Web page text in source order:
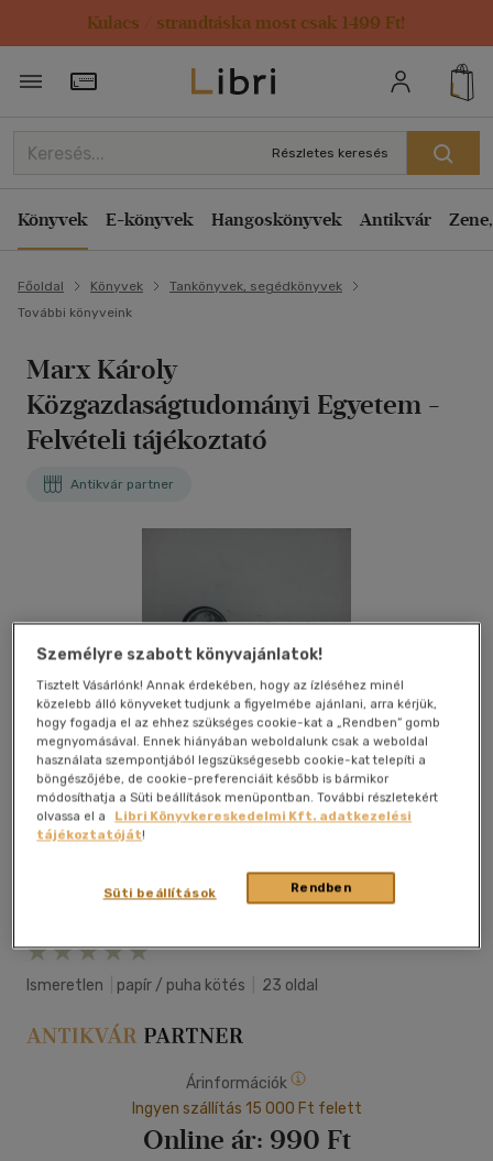
Kulacs / strandtáska most csak 1499 Ft!
Törzsvásárlói Kártya adatai
Részletes keresés
Könyvek E-könyvek Hangoskönyvek Antikvár
Főoldal Könyvek
Tankönyvek, segédkönyvek
További könyveink
Marx Károly
Közgazdaságtudományi Egyetem -
Felvételi tájékoztató
Antikvár partner
Kívánságlistához adom Megosztom
Ismeretlen papír / puha kötés 23 oldal
Árinformációk
Ingyen szállítás 15 000 Ft felett
Online ár: 990 Ft
Személyre szabott könyvajánlatok!
Tisztelt Vásárlónk! Annak érdekében, hogy az ízléséhez minél
közelebb álló könyveket tudjunk a figyelmébe ajánlani, arra kérjük,
hogy fogadja el az ehhez szükséges cookie-kat a „Rendben” gomb
megnyomásával. Ennek hiányában weboldalunk csak a weboldal
használata szempontjából legszükségesebb cookie-kat telepíti a
böngészőjébe, de cookie-preferenciáit később is bármikor
módosíthatja a Süti beállítások menüpontban. További részletekért
olvassa el a
Libri Könyvkereskedelmi Kft. adatkezelési
tájékoztatóját!
Rendben
Süti beállítások